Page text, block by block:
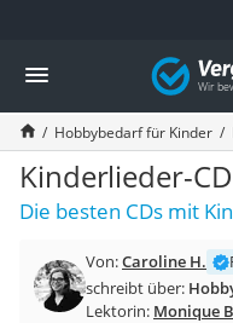
Die beliebtesten Vergleiche
Kind & Baby
Babyphone mit 2 Kameras
Walkie-Talkie Kinder
Kindermatratzen
Babywippe
Rollschuhe für Kinder
Laufrad
Kinderschubkarre
Vergleich
Hobbybedarf für Kinder
Kinderlieder-
Die besten CDs mit
Von:Caroline H.
schreibt über:
Lektorin: Monique